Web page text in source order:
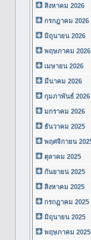
สิงหาคม 2026
กรกฎาคม 2026
มิถุนายน 2026
พฤษภาคม 2026
เมษายน 2026
มีนาคม 2026
กุมภาพันธ์ 2026
มกราคม 2026
ธันวาคม 2025
พฤศจิกายน
ตุลาคม 2025
กันยายน 2025
สิงหาคม 2025
กรกฎาคม 2025
มิถุนายน 2025
พฤษภาคม 2025